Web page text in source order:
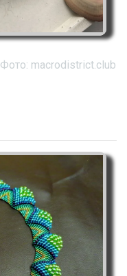
Фото: macrodistrict.club